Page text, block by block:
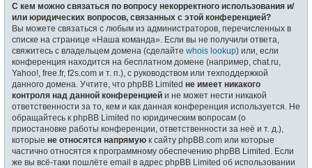
С кем можно связаться по вопросу некорректного использования и/
или юридических вопросов, связанных с этой конференцией?
Вы можете связаться с любым из администраторов, перечисленных в
списке на странице «Наша команда». Если вы не получили ответа,
свяжитесь с владельцем домена (сделайте whois lookup) или, если
конференция находится на бесплатном домене (например, chat.ru,
Yahoo!, free.fr, f2s.com и т. п.), с руководством или техподдержкой
данного домена. Учтите, что phpBB Limited не имеет никакого
контроля над данной конференцией и не может нести никакой
ответственности за то, кем и как данная конференция используется. Не
обращайтесь к phpBB Limited по юридическим вопросам (о
приостановке работы конференции, ответственности за неё и т. д.),
которые не относятся напрямую к сайту phpBB.com или которые
частично относятся к программному обеспечению phpBB Limited. Если
же вы всё-таки пошлёте email в адрес phpBB Limited об использовании